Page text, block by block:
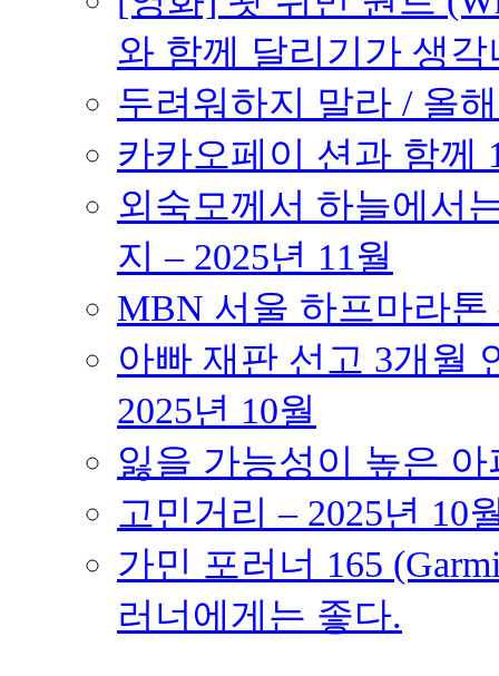
와 함께 달리기가 생각
두려워하지 말라 / 올
카카오페이 션과 함께
외숙모께서 하늘에서
지 – 2025년 11월
MBN 서울 하프마라톤
아빠 재판 선고 3개월
2025년 10월
잃을 가능성이 높은
고민거리 – 2025년 10
가민 포러너 165
러너에게는 좋다.